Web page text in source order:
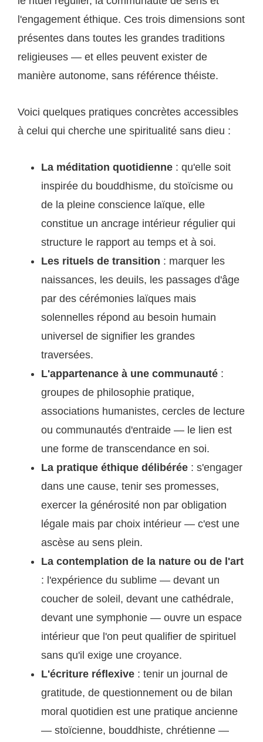
l'engagement éthique. Ces trois dimensions sont
présentes dans toutes les grandes traditions
religieuses — et elles peuvent exister de
manière autonome, sans référence théiste.
Voici quelques pratiques concrètes accessibles
à celui qui cherche une spiritualité sans dieu :
La méditation quotidienne : qu'elle soit
inspirée du bouddhisme, du stoïcisme ou
de la pleine conscience laïque, elle
constitue un ancrage intérieur régulier qui
structure le rapport au temps et à soi.
Les rituels de transition : marquer les
naissances, les deuils, les passages d'âge
par des cérémonies laïques mais
solennelles répond au besoin humain
universel de signifier les grandes
traversées.
L'appartenance à une communauté :
groupes de philosophie pratique,
associations humanistes, cercles de lecture
ou communautés d'entraide — le lien est
une forme de transcendance en soi.
La pratique éthique délibérée : s'engager
dans une cause, tenir ses promesses,
exercer la générosité non par obligation
légale mais par choix intérieur — c'est une
ascèse au sens plein.
La contemplation de la nature ou de l'art
: l'expérience du sublime — devant un
coucher de soleil, devant une cathédrale,
devant une symphonie — ouvre un espace
intérieur que l'on peut qualifier de spirituel
sans qu'il exige une croyance.
L'écriture réflexive : tenir un journal de
gratitude, de questionnement ou de bilan
moral quotidien est une pratique ancienne
— stoïcienne, bouddhiste, chrétienne —